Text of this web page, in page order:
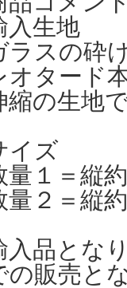
生地
スの砕
タード
の生地
ズ
１＝縦
２＝縦
品とな
販売と